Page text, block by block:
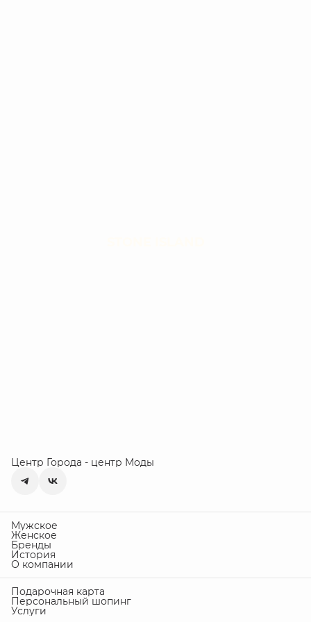
Центр Города - центр Моды
Мужское
Женское
Бренды
История
О компании
Подарочная карта
Персональный шопинг
Услуги